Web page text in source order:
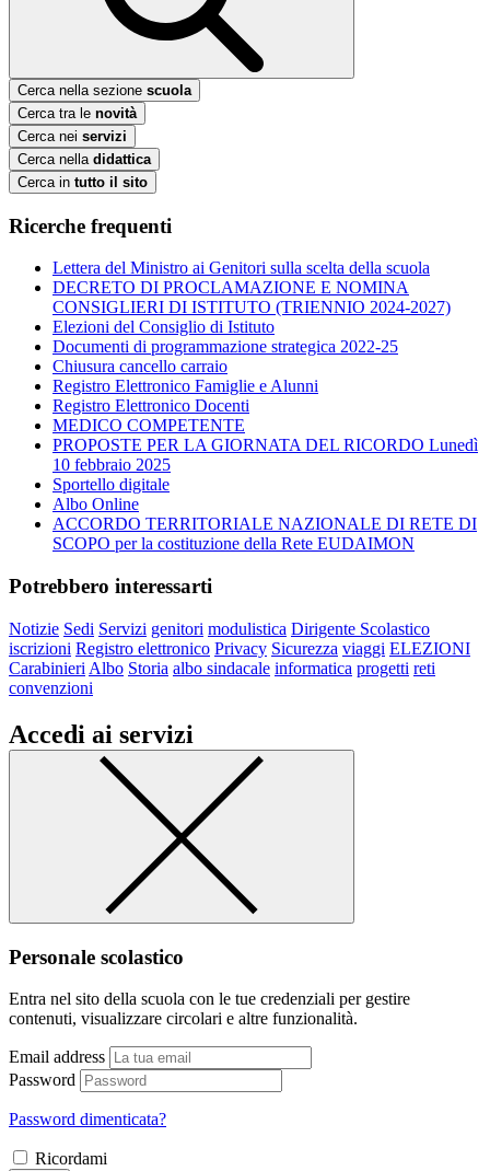
Cerca nella sezione scuola
Cerca tra le novità
Cerca nei servizi
Cerca nella didattica
Cerca in tutto il sito
Ricerche frequenti
Lettera del Ministro ai Genitori sulla scelta della scuola
DECRETO DI PROCLAMAZIONE E NOMINA
CONSIGLIERI DI ISTITUTO (TRIENNIO 2024-2027)
Elezioni del Consiglio di Istituto
Documenti di programmazione strategica 2022-25
Chiusura cancello carraio
Registro Elettronico Famiglie e Alunni
Registro Elettronico Docenti
MEDICO COMPETENTE
PROPOSTE PER LA GIORNATA DEL RICORDO Lunedì
10 febbraio 2025
Sportello digitale
Albo Online
ACCORDO TERRITORIALE NAZIONALE DI RETE DI
SCOPO per la costituzione della Rete EUDAIMON
Potrebbero interessarti
Notizie Sedi Servizi genitori modulistica Dirigente Scolastico
iscrizioni Registro elettronico Privacy Sicurezza viaggi ELEZIONI
Carabinieri Albo Storia albo sindacale informatica progetti reti
convenzioni
Accedi ai servizi
Personale scolastico
Entra nel sito della scuola con le tue credenziali per gestire
contenuti, visualizzare circolari e altre funzionalità.
Email address
Password
Password dimenticata?
Ricordami